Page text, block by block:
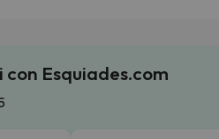
Esquiades.com